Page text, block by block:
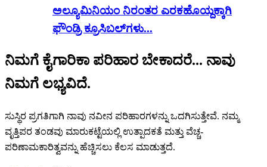
ಅಲ್ಯೂಮಿನಿಯಂ ನಿರಂತರ ಎರಕಹೊಯ್ದಕ್ಕಾಗಿ
ಫೌಂಡ್ರಿ ಕ್ರೂಸಿಬಲ್‌ಗಳು...
ನಿಮಗೆ ಕೈಗಾರಿಕಾ ಪರಿಹಾರ ಬೇಕಾದರೆ... ನಾವು
ನಿಮಗೆ ಲಭ್ಯವಿದೆ.
ಸುಸ್ಥಿರ ಪ್ರಗತಿಗಾಗಿ ನಾವು ನವೀನ ಪರಿಹಾರಗಳನ್ನು ಒದಗಿಸುತ್ತೇವೆ. ನಮ್ಮ
ವೃತ್ತಿಪರ ತಂಡವು ಮಾರುಕಟ್ಟೆಯಲ್ಲಿ ಉತ್ಪಾದಕತೆ ಮತ್ತು ವೆಚ್ಚ-
ಪರಿಣಾಮಕಾರಿತ್ವವನ್ನು ಹೆಚ್ಚಿಸಲು ಕೆಲಸ ಮಾಡುತ್ತದೆ.